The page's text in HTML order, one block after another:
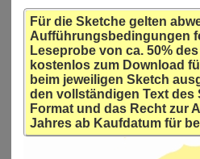
Für die Sketche gelten
Aufführungsbedingungen
Leseprobe von ca. 50%
kostenlos zum Download
beim jeweiligen Sketch
den vollständigen Text des
Format und das Recht zur
Jahres ab Kaufdatum für